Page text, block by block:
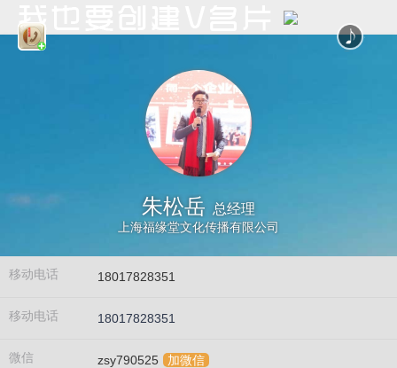
朱松岳 总经理
上海福缘堂文化传播有限公司
移动电话 18017828351
移动电话 18017828351
微信 zsy790525 加微信